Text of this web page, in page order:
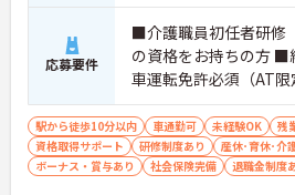
応募要件
■介護職員初任者研修
の資格をお持ちの方
車運転免許必須（AT限
駅から徒歩10分以内 車通勤可 未経験OK 残
資格取得サポート
研修制度あり
産休･育休･介
ボーナス・賞与あり
社会保険完備 退職金制度